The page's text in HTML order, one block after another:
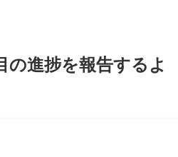
の進捗を報告するよ